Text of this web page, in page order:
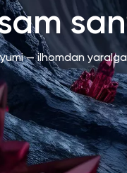
— ilhomdan